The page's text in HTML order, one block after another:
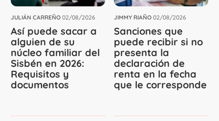
JULIÁN CARREÑO 02/08/2026
Así puede sacar a
alguien de su
núcleo familiar del
Sisbén en 2026:
Requisitos y
documentos
JIMMY RIAÑO 02/08/2026
Sanciones que
puede recibir si no
presenta la
declaración de
renta en la fecha
que le corresponde